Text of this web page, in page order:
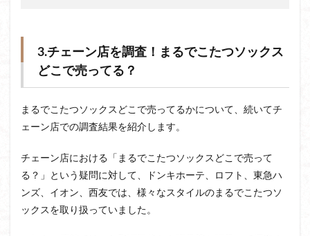
3.チェーン店を調査！まるでこたつソックス
どこで売ってる？
まるでこたつソックスどこで売ってるかについて、続いてチ
ェーン店での調査結果を紹介します。
チェーン店における「まるでこたつソックスどこで売って
る？」という疑問に対して、ドンキホーテ、ロフト、東急ハ
ンズ、イオン、西友では、様々なスタイルのまるでこたつソ
ックスを取り扱っていました。